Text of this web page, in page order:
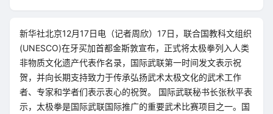
新华社北京12月17日电（记者周欣）17日，联合国教科文组织
(UNESCO)在牙买加首都金斯敦宣布，正式将太极拳列入人类
非物质文化遗产代表作名录，国际武联第一时间发文表示祝
贺，并向长期支持致力于传承弘扬武术太极文化的武术工作
者、专家和学者们表示衷心的祝贺。 国际武联秘书长张秋平表
示，太极拳是国际武联国际推广的重要武术比赛项目之一。国